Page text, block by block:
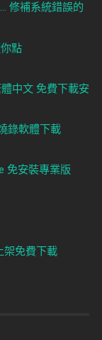
修補系統錯誤的
點
中文 免費下載安
錄軟體下載
免安裝專業版
架免費下載